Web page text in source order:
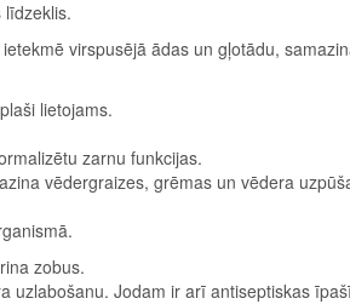
virspusējā ādas un gļotādu,
lietojams.
zarnu funkcijas.
vēdergraizes, grēmas un vēdera
zobus.
uzlabošanu. Jodam ir arī antiseptiskas